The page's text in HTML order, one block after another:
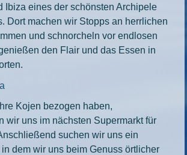
Ibiza eines der schönsten Archipele
Dort machen wir Stopps an herrlichen
und schnorcheln vor endlosen
den Flair und das Essen in
Kojen bezogen haben,
wir uns im nächsten Supermarkt für
suchen wir uns ein
dem wir uns beim Genuss örtlicher